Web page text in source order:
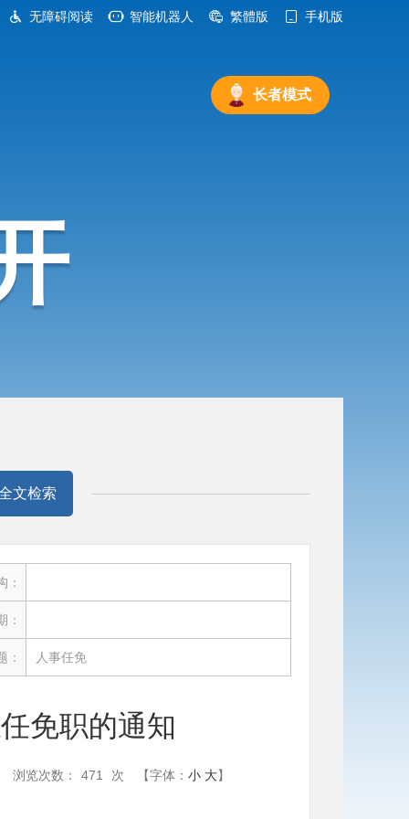
无障碍阅读 智能机器人 繁體版 手机版
长者模式
文检索
：
：
： 人事任免
免职的通知
浏览次数： 471 次 【字体： 小 大】